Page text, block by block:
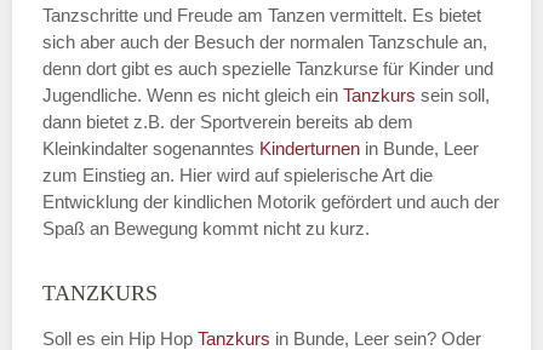
Name der Tanzschule
Kontakt E-Mail
Tanzschritte und Freude am Tanzen vermittelt. Es bietet
sich aber auch der Besuch der normalen Tanzschule an,
denn dort gibt es auch spezielle Tanzkurse für Kinder und
Jugendliche. Wenn es nicht gleich ein Tanzkurs sein soll,
dann bietet z.B. der Sportverein bereits ab dem
Kleinkindalter sogenanntes Kinderturnen in Bunde, Leer
zum Einstieg an. Hier wird auf spielerische Art die
Entwicklung der kindlichen Motorik gefördert und auch der
Spaß an Bewegung kommt nicht zu kurz.
TANZKURS
Soll es ein Hip Hop Tanzkurs in Bunde, Leer sein? Oder